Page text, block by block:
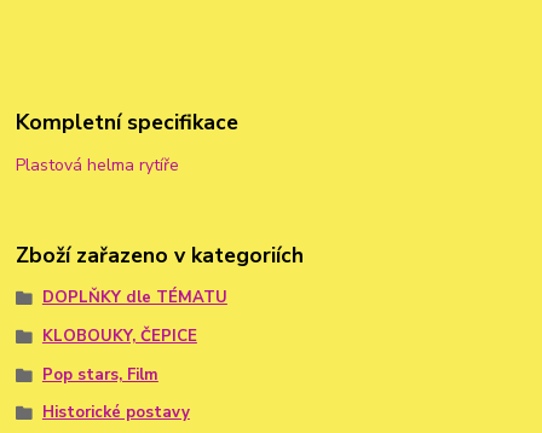
Kompletní specifikace
Plastová helma rytíře
Zboží zařazeno v kategoriích
DOPLŇKY dle TÉMATU
KLOBOUKY, ČEPICE
Pop stars, Film
Historické postavy